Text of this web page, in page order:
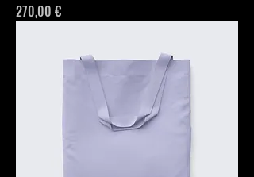
Prix
270,00 €